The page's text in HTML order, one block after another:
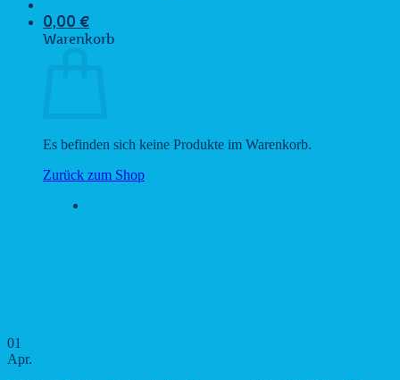
0,00 €
Warenkorb
Es befinden sich keine Produkte im Warenkorb.
Zurück zum Shop
01
Apr.